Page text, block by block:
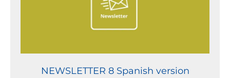
NEWSLETTER 8 Spanish version